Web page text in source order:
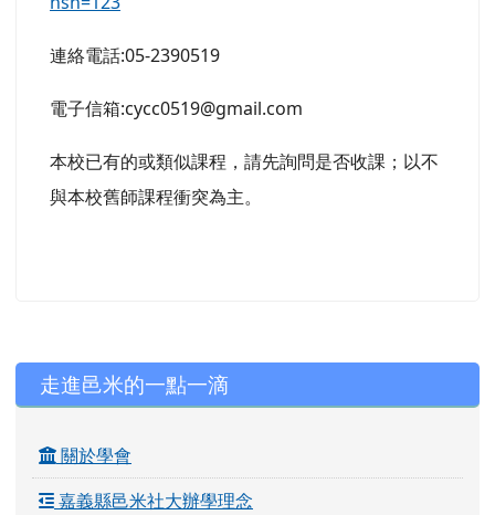
連絡電話:05-2390519
電子信箱:cycc0519@gmail.com
本校已有的或類似課程，請先詢問是否收課；以不
與本校舊師課程衝突為主。
左邊區域內容
走進邑米的一點一滴
關於學會
嘉義縣邑米社大辦學理念